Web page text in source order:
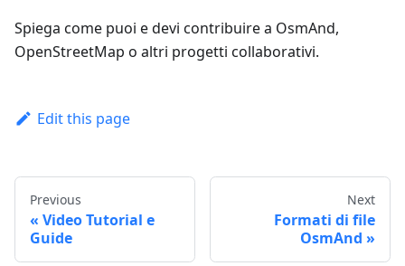
Spiega come puoi e devi contribuire a OsmAnd,
OpenStreetMap o altri progetti collaborativi.
Edit this page
Previous
Video Tutorial e
Guide
Next
Formati di file
OsmAnd